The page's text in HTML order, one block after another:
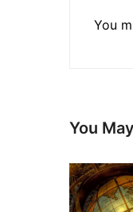
You
You